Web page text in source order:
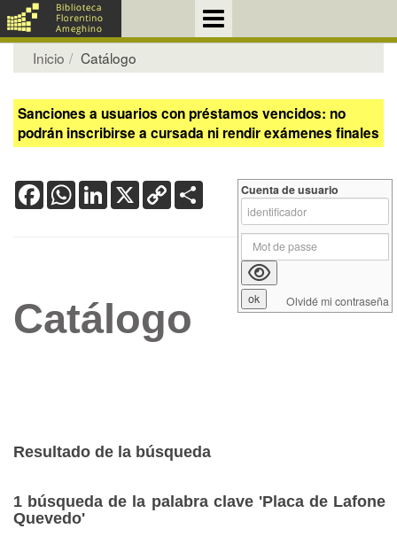
Inicio Catálogo
Sanciones a usuarios con préstamos vencidos: no
podrán inscribirse a cursada ni rendir exámenes finales
FacebookWhatsApp
LinkedIn
X Copy
Link
Catálogo
Resultado de la búsqueda
1 búsqueda de la palabra clave 'Placa de Lafone
Quevedo'
Cuenta de usuario
Olvidé mi contraseña